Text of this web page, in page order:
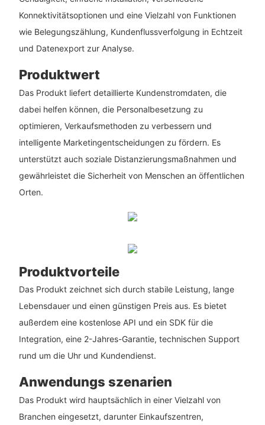
Konnektivitätsoptionen und eine Vielzahl von Funktionen
wie Belegungszählung, Kundenflussverfolgung in Echtzeit
und Datenexport zur Analyse.
Produktwert
Das Produkt liefert detaillierte Kundenstromdaten, die
dabei helfen können, die Personalbesetzung zu
optimieren, Verkaufsmethoden zu verbessern und
intelligente Marketingentscheidungen zu fördern. Es
unterstützt auch soziale Distanzierungsmaßnahmen und
gewährleistet die Sicherheit von Menschen an öffentlichen
Orten.
Produktvorteile
Das Produkt zeichnet sich durch stabile Leistung, lange
Lebensdauer und einen günstigen Preis aus. Es bietet
außerdem eine kostenlose API und ein SDK für die
Integration, eine 2-Jahres-Garantie, technischen Support
rund um die Uhr und Kundendienst.
Anwendungs szenarien
Das Produkt wird hauptsächlich in einer Vielzahl von
Branchen eingesetzt, darunter Einkaufszentren,